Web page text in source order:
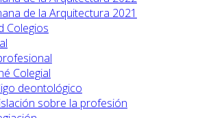
de la Arquitectura 2021
Colegios
Colegial
deontológico
sobre la profesión